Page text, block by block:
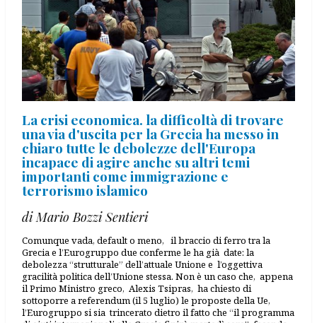
La crisi economica. la difficoltà di trovare
una via d'uscita per la Grecia ha messo in
chiaro tutte le debolezze dell'Europa
incapace di agire anche su altri temi
importanti come immigrazione e
terrorismo islamico
di Mario Bozzi Sentieri
Comunque vada, default o meno, il braccio di ferro tra la
Grecia e l’Eurogruppo due conferme le ha già date: la
debolezza “strutturale” dell’attuale Unione e l’oggettiva
gracilità politica dell’Unione stessa. Non è un caso che, appena
il Primo Ministro greco, Alexis Tsipras, ha chiesto di
sottoporre a referendum (il 5 luglio) le proposte della Ue,
l’Eurogruppo si sia trincerato dietro il fatto che “il programma